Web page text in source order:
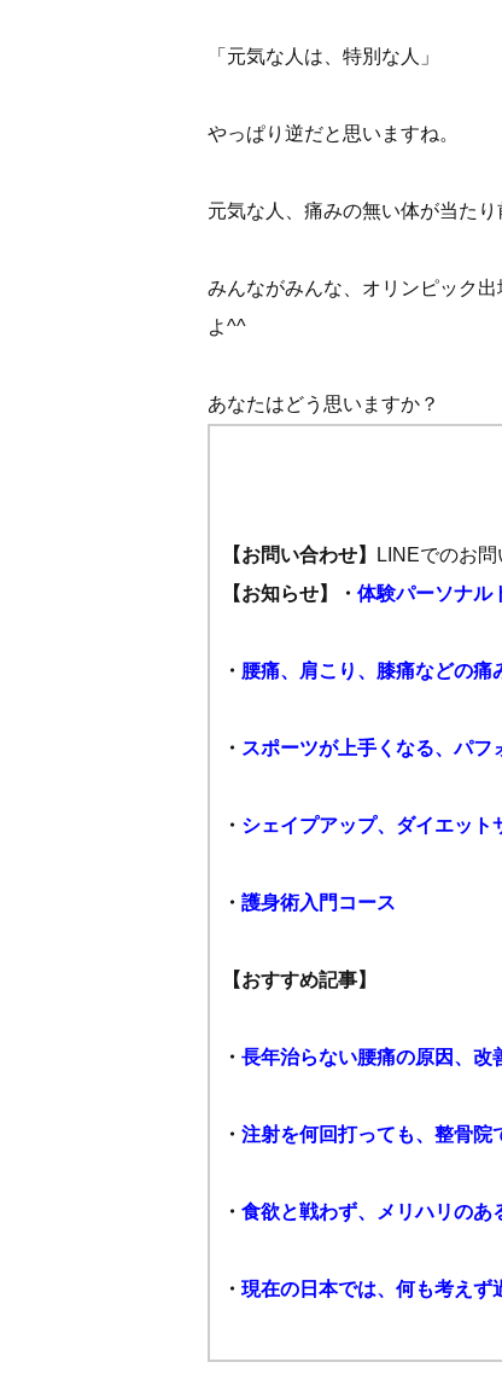
「元気な人は、特別な人」
やっぱり逆だと思いますね。
元気な人、痛みの無い体が当たり
みんながみんな、オリンピック
よ^^
あなたはどう思いますか？
【お問い合わせ】
LINEでのお
【お知らせ】
・ 体験パーソナル
・ 腰痛、肩こり、膝痛などの痛
・ スポーツが上手くなる、パフ
・ シェイプアップ、ダイエット
・ 護身術入門コース
【おすすめ記事】
・ 長年治らない腰痛の原因、改
・ 注射を何回打っても、整骨院
・ 食欲と戦わず、メリハリのあ
・ 現在の日本では、何も考えず